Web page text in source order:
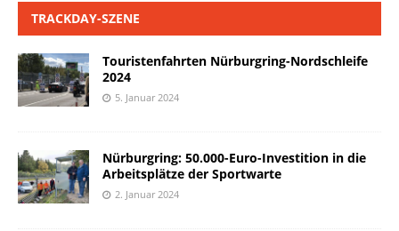
TRACKDAY-SZENE
Touristenfahrten Nürburgring-Nordschleife
2024
5. Januar 2024
Nürburgring: 50.000-Euro-Investition in die
Arbeitsplätze der Sportwarte
2. Januar 2024